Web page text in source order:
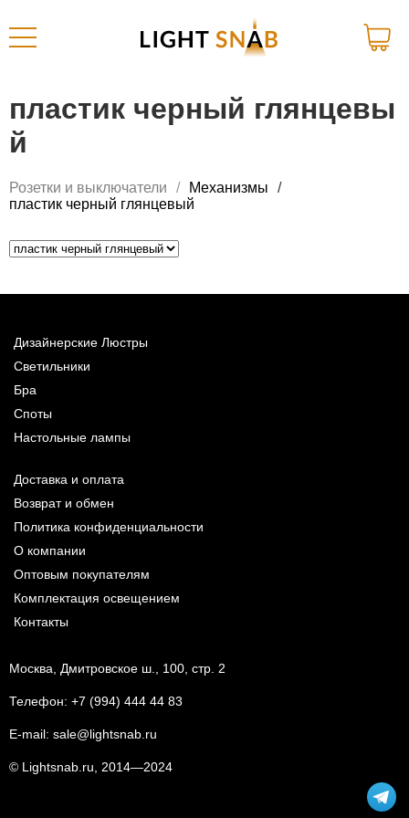
пластик черный глянцевы
й
Розетки и выключатели
Механизмы
пластик черный глянцевый
Дизайнерские Люстры
Светильники
Бра
Споты
Настольные лампы
Доставка и оплата
Возврат и обмен
Политика конфиденциальности
О компании
Оптовым покупателям
Комплектация освещением
Контакты
Москва, Дмитровское ш., 100, стр. 2
Телефон: +7 (994) 444 44 83
E-mail: sale@lightsnab.ru
© Lightsnab.ru, 2014—2024